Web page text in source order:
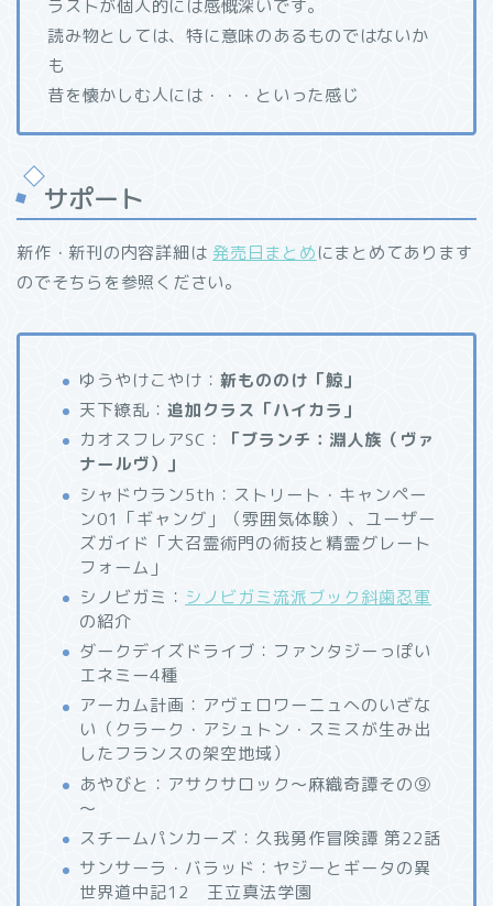
ラストが個人的には感慨深いです。
読み物としては、特に意味のあるものではないか
も
昔を懐かしむ人には・・・といった感じ
サポート
新作・新刊の内容詳細は 発売日まとめにまとめてあります
のでそちらを参照ください。
ゆうやけこやけ： 新もののけ「鯨」
天下繚乱： 追加クラス「ハイカラ」
カオスフレアSC：
「ブランチ：淵人族（ヴァ
ナールヴ）」
シャドウラン5th：ストリート・キャンペー
ン01「ギャング」（雰囲気体験）、ユーザー
ズガイド「大召霊術門の術技と精霊グレート
フォーム」
シノビガミ： シノビガミ流派ブック斜歯忍軍
の紹介
ダークデイズドライブ：ファンタジーっぽい
エネミー4種
アーカム計画：アヴェロワーニュへのいざな
い（クラーク・アシュトン・スミスが生み出
したフランスの架空地域）
あやびと：アサクサロック～麻織奇譚その⑨
～
スチームパンカーズ：久我勇作冒険譚 第22話
サンサーラ・バラッド：ヤジーとギータの異
世界道中記12 王立真法学園